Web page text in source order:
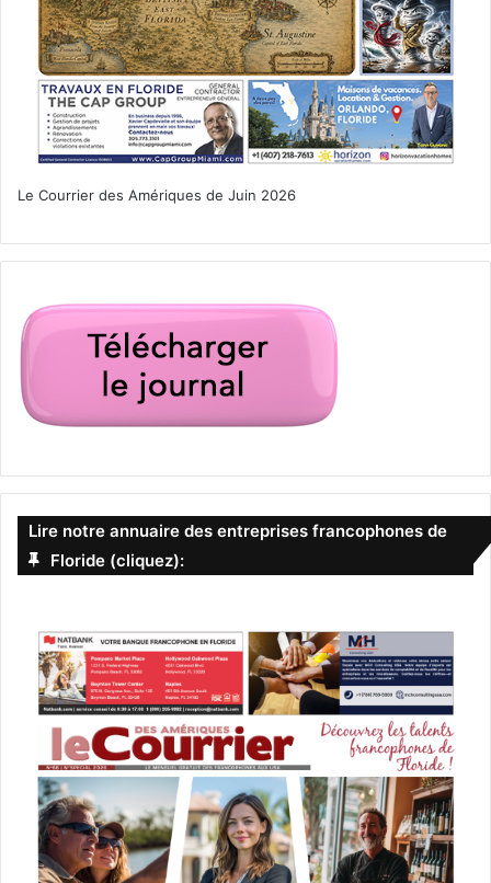
Le Courrier des Amériques de Juin 2026
Lire notre annuaire des entreprises francophones de
Floride (cliquez):